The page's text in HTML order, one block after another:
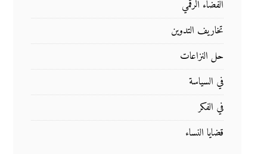
الفضاء الرقمي
تخاريف التدوين
حل النزاعات
في السياسة
في الفكر
قضايا النساء